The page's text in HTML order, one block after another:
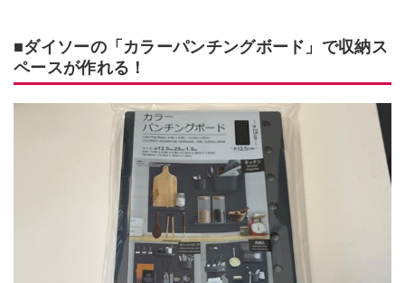
■ダイソーの「カラーパンチングボード」で収納ス
ペースが作れる！